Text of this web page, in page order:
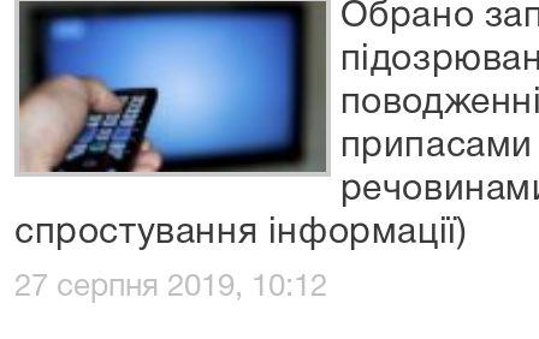
Обрано
спростування інформації)
27 серпня 2019, 10:12